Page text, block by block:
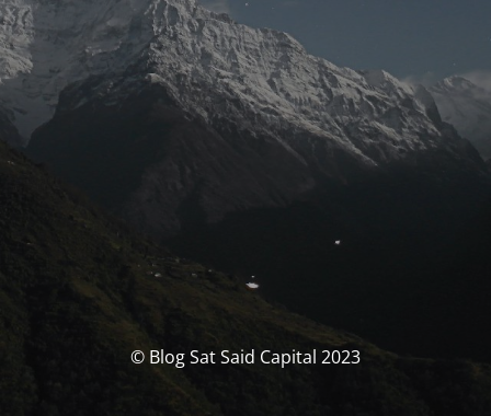
© Blog Sat Said Capital 2023